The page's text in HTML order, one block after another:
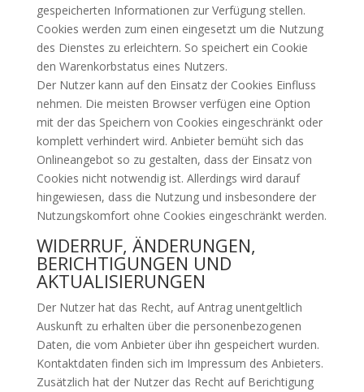
gespeicherten Informationen zur Verfügung stellen.
Cookies werden zum einen eingesetzt um die Nutzung
des Dienstes zu erleichtern. So speichert ein Cookie
den Warenkorbstatus eines Nutzers.
Der Nutzer kann auf den Einsatz der Cookies Einfluss
nehmen. Die meisten Browser verfügen eine Option
mit der das Speichern von Cookies eingeschränkt oder
komplett verhindert wird. Anbieter bemüht sich das
Onlineangebot so zu gestalten, dass der Einsatz von
Cookies nicht notwendig ist. Allerdings wird darauf
hingewiesen, dass die Nutzung und insbesondere der
Nutzungskomfort ohne Cookies eingeschränkt werden.
WIDERRUF, ÄNDERUNGEN,
BERICHTIGUNGEN UND
AKTUALISIERUNGEN
Der Nutzer hat das Recht, auf Antrag unentgeltlich
Auskunft zu erhalten über die personenbezogenen
Daten, die vom Anbieter über ihn gespeichert wurden.
Kontaktdaten finden sich im Impressum des Anbieters.
Zusätzlich hat der Nutzer das Recht auf Berichtigung